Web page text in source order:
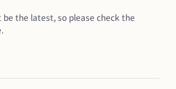
the latest, so please check the